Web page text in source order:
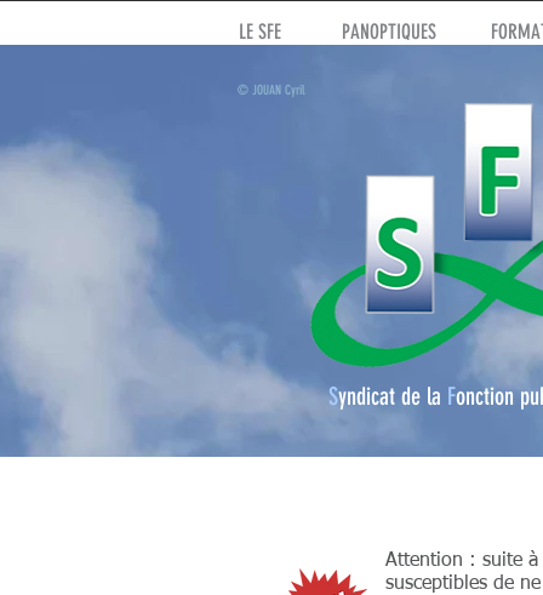
© JOUAN Cyril
Syndicat de la Fonction
LE SFE PANOPTIQUES
Attention : suite à
susceptibles de